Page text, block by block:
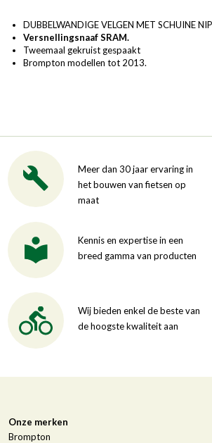
DUBBELWANDIGE VELGEN MET SCHUINE
Versnellingsnaaf SRAM.
Tweemaal gekruist gespaakt
Brompton modellen tot 2013.
Meer dan 30 jaar ervaring in
het bouwen van fietsen op
maat
Kennis en expertise in een
breed gamma van producten
Wij bieden enkel de beste van
de hoogste kwaliteit aan
Onze merken
Brompton